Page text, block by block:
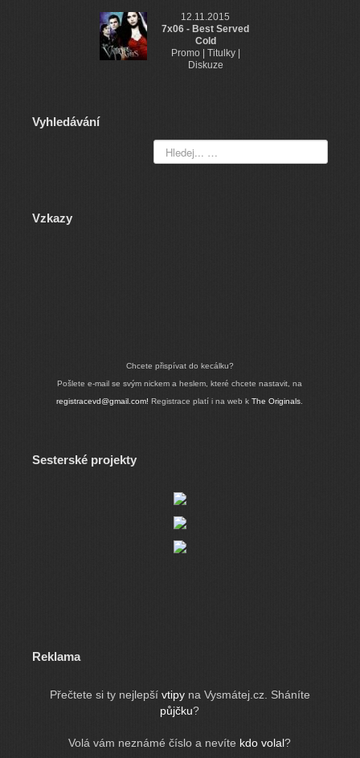
12.11.2015
7x06 - Best Served
Cold
Promo | Titulky |
Diskuze
Vyhledávání
Vzkazy
Chcete přispívat do kecálku?
Pošlete e-mail se svým nickem a heslem, které chcete nastavit, na
registracevd@gmail.com! Registrace platí i na web kThe Originals
Sesterské projekty
Reklama
Přečtete si ty nejlepší vtipy na Vysmátej.cz. Sháníte
půjčku?
Volá vám neznámé číslo a nevíte kdo volal?